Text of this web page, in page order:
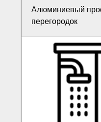
Алюминиевый
перегородок